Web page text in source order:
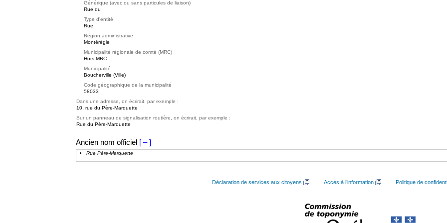
Générique (avec ou sans particules de liaison)
Rue du
Type d'entité
Rue
Région administrative
Montérégie
Municipalité régionale de comté (MRC)
Hors MRC
Municipalité
Boucherville (Ville)
Code géographique de la municipalité
58033
Dans une adresse, on écrirait, par exemple :
10, rue du Père-Marquette
Sur un panneau de signalisation routière, on écrirait, par exemple :
Rue du Père-Marquette
Ancien nom officiel [ – ]
Rue Père-Marquette
Déclaration de services aux citoyens Accès à l’information Politique de